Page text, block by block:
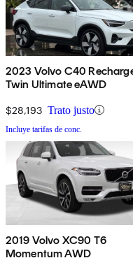
2023 Volvo C40
Twin Ultimate eAWD
$28,193 Trato justo
Incluye tarifas de conc.
2019 Volvo XC90 T6
Momentum AWD